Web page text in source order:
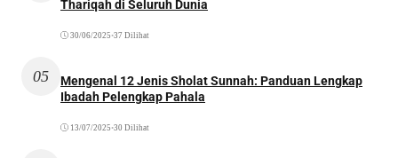
Thariqah di Seluruh Dunia
30/06/2025 •37 Dilihat
05
Mengenal 12 Jenis Sholat Sunnah: Panduan Lengkap
Ibadah Pelengkap Pahala
13/07/2025 •30 Dilihat